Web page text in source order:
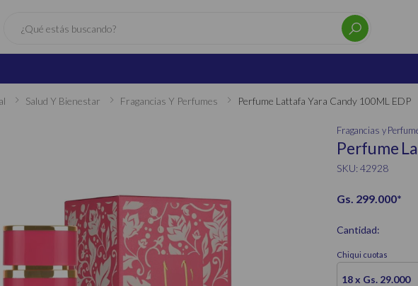
Salud Y Bienestar Fragancias Y Perfumes Perfume Lattafa Yara Candy 100ML EDP
Fragancias y
Perfume
SKU: 42928
Gs. 299.000*
Cantidad:
Chiqui cuotas
18 x Gs. 29.000